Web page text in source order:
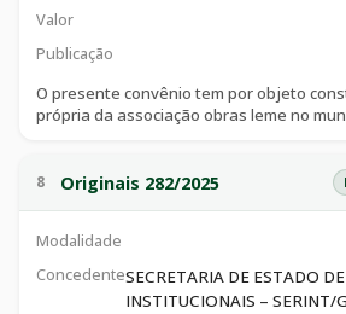
Valor
Publicação
O presente convênio tem por objeto
própria da associação obras leme no
8 Originais 282/2025
Modalidade
ConcedenteSECRETARIA DE ESTADO
INSTITUCIONAIS – SERINT/